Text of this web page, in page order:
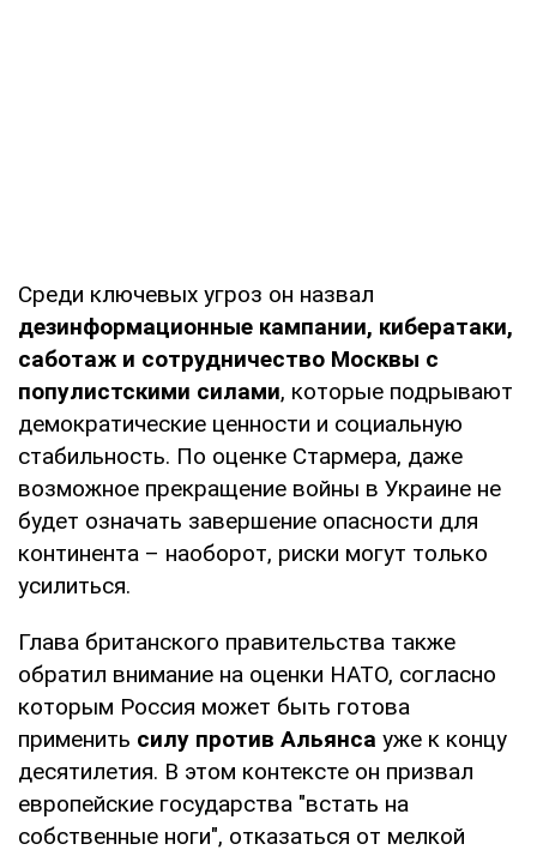
Среди ключевых угроз он назвал
дезинформационные кампании, кибератаки,
саботаж и сотрудничество Москвы с
популистскими силами, которые подрывают
демократические ценности и социальную
стабильность. По оценке Стармера, даже
возможное прекращение войны в Украине не
будет означать завершение опасности для
континента – наоборот, риски могут только
усилиться.
Глава британского правительства также
обратил внимание на оценки НАТО, согласно
которым Россия может быть готова
применить силу против Альянса уже к концу
десятилетия. В этом контексте он призвал
европейские государства "встать на
собственные ноги", отказаться от мелкой